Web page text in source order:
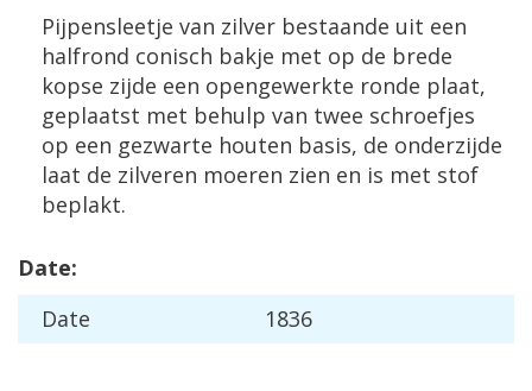
Pijpensleetje van zilver bestaande uit een
halfrond conisch bakje met op de brede
kopse zijde een opengewerkte ronde plaat,
geplaatst met behulp van twee schroefjes
op een gezwarte houten basis, de onderzijde
laat de zilveren moeren zien en is met stof
beplakt.
Date:
Date
1836